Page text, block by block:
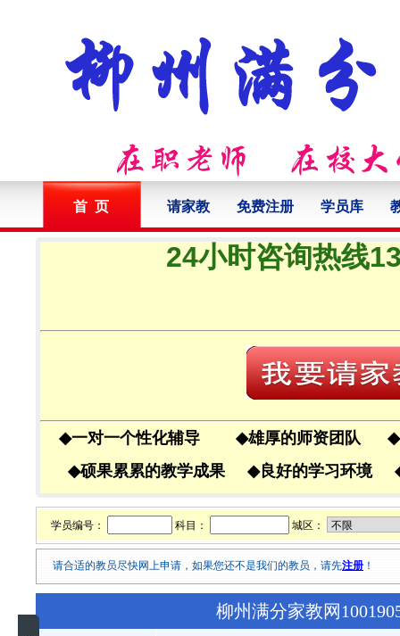
首 页 请家教 免费注册 学员库
24小时咨询热线
◆一对一个性化辅导 ◆雄厚的师资团队 ◆
◆硕果累累的教学成果 ◆良好的学习环境
学员编号： 科目： 城区：
请合适的教员尽快网上申请，如果您还不是我们的教员，请先注册 ！
柳州满分家教网